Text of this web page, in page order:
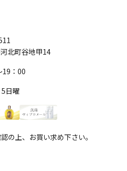
北町谷地甲14
19：00
日曜
の上、お買い求め下さい。